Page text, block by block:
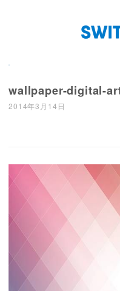
wallpaper-digital-
2014年3月14日